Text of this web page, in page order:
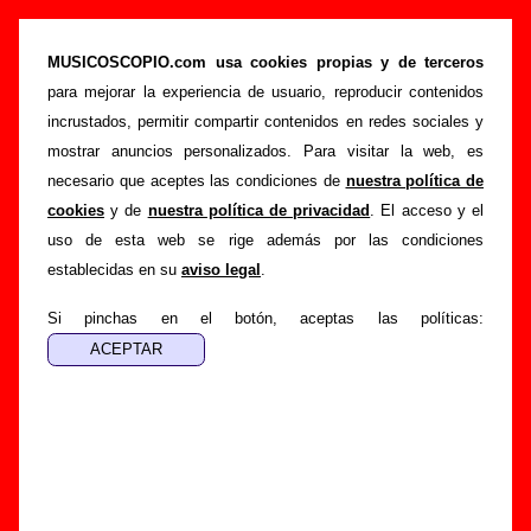
MUSICOSCOPIO.com usa cookies propias y de terceros
para mejorar la experiencia de usuario, reproducir contenidos
incrustados, permitir compartir contenidos en redes sociales y
mostrar anuncios personalizados. Para visitar la web, es
necesario que aceptes las condiciones de nuestra política de
cookies y de nuestra política de privacidad . El acceso y el
uso de esta web se rige además por las condiciones
establecidas en su aviso legal .
Si pinchas en el botón, aceptas las políticas:
Sr. Chinarro - Añadir o corregir información
Portada >Sr. Chinarro >Añadir
Si tienes información adicional, puedes enviar nueva
información o corregir la existente mediante el siguiente
formulario o escribiendo un e-mail a
guialven@musicoscopio.com.Gracias por tu
colaboración.
Nombre: